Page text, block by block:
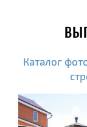
Каталог